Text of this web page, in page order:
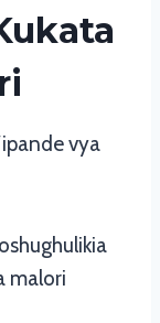
vya
malori